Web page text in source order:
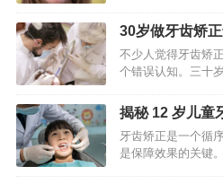
骨发育尽管已经固
存在，牙齿依旧能
30岁做牙齿矫
要多长时间
不少人觉得牙齿矫
个错误认知。三十
型，然而牙齿在矫
在于拟定契合成年
揭秘 12 岁儿童
高性价比方案
牙齿矫正是一个循
是保障效果的关键